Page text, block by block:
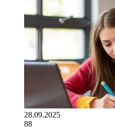
28.09.2025
88